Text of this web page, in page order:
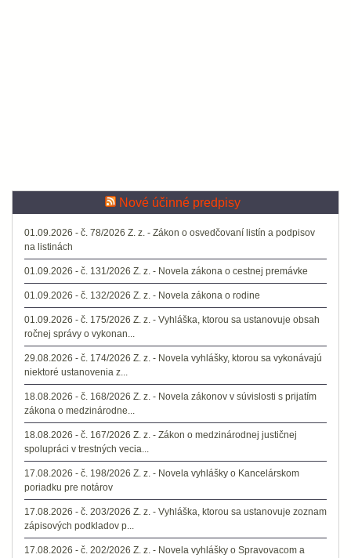
Nové účinné predpisy
01.09.2026 - č. 78/2026 Z. z. - Zákon o osvedčovaní listín a podpisov
na listinách
01.09.2026 - č. 131/2026 Z. z. - Novela zákona o cestnej premávke
01.09.2026 - č. 132/2026 Z. z. - Novela zákona o rodine
01.09.2026 - č. 175/2026 Z. z. - Vyhláška, ktorou sa ustanovuje obsah
ročnej správy o vykonan...
29.08.2026 - č. 174/2026 Z. z. - Novela vyhlášky, ktorou sa vykonávajú
niektoré ustanovenia z...
18.08.2026 - č. 168/2026 Z. z. - Novela zákonov v súvislosti s prijatím
zákona o medzinárodne...
18.08.2026 - č. 167/2026 Z. z. - Zákon o medzinárodnej justičnej
spolupráci v trestných vecia...
17.08.2026 - č. 198/2026 Z. z. - Novela vyhlášky o Kancelárskom
poriadku pre notárov
17.08.2026 - č. 203/2026 Z. z. - Vyhláška, ktorou sa ustanovuje zoznam
zápisových podkladov p...
17.08.2026 - č. 202/2026 Z. z. - Novela vyhlášky o Spravovacom a